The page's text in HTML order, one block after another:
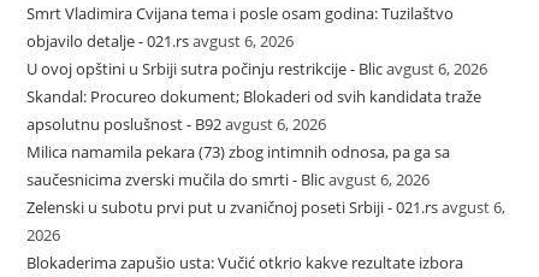
Smrt Vladimira Cvijana tema i posle osam godina: Tuzilaštvo
objavilo detalje - 021.rsavgust 6, 2026
U ovoj opštini u Srbiji sutra počinju restrikcije - Blicavgust 6, 2026
Skandal: Procureo dokument; Blokaderi od svih kandidata traže
apsolutnu poslušnost - B92avgust 6, 2026
Milica namamila pekara (73) zbog intimnih odnosa, pa ga sa
saučesnicima zverski mučila do smrti - Blicavgust 6, 2026
Zelenski u subotu prvi put u zvaničnoj poseti Srbiji - 021.rsavgust 6,
2026
Blokaderima zapušio usta: Vučić otkrio kakve rezultate izbora